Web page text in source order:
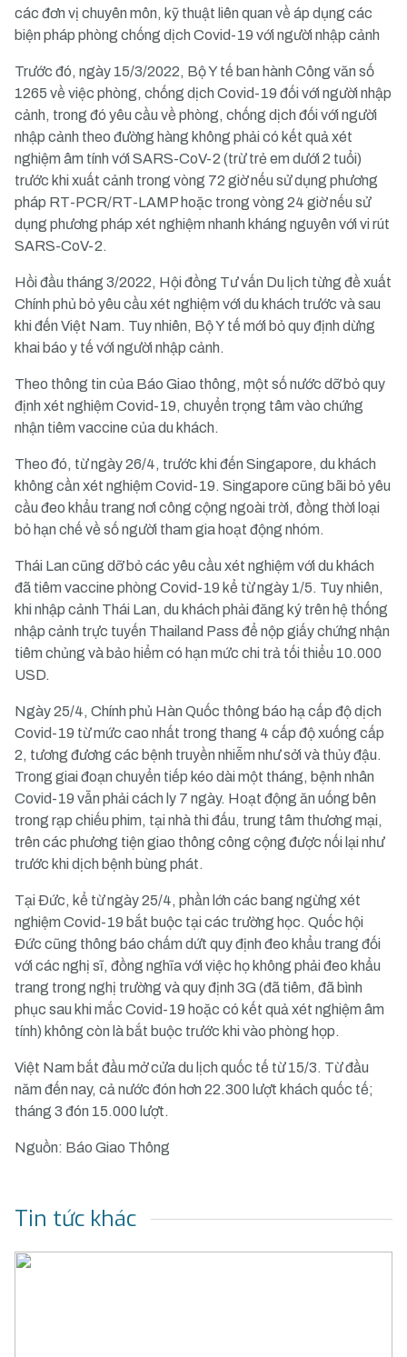
các đơn vị chuyên môn, kỹ thuật liên quan về áp dụng các
biện pháp phòng chống dịch Covid-19 với người nhập cảnh
Trước đó, ngày 15/3/2022, Bộ Y tế ban hành Công văn số
1265 về việc phòng, chống dịch Covid-19 đối với người nhập
cảnh, trong đó yêu cầu về phòng, chống dịch đối với người
nhập cảnh theo đường hàng không phải có kết quả xét
nghiệm âm tính với SARS-CoV-2 (trừ trẻ em dưới 2 tuổi)
trước khi xuất cảnh trong vòng 72 giờ nếu sử dụng phương
pháp RT-PCR/RT-LAMP hoặc trong vòng 24 giờ nếu sử
dụng phương pháp xét nghiệm nhanh kháng nguyên với vi rút
SARS-CoV-2.
Hồi đầu tháng 3/2022, Hội đồng Tư vấn Du lịch từng đề xuất
Chính phủ bỏ yêu cầu xét nghiệm với du khách trước và sau
khi đến Việt Nam. Tuy nhiên, Bộ Y tế mới bỏ quy định dừng
khai báo y tế với người nhập cảnh.
Theo thông tin của Báo Giao thông, một số nước dỡ bỏ quy
định xét nghiệm Covid-19, chuyển trọng tâm vào chứng
nhận tiêm vaccine của du khách.
Theo đó, từ ngày 26/4, trước khi đến Singapore, du khách
không cần xét nghiệm Covid-19. Singapore cũng bãi bỏ yêu
cầu đeo khẩu trang nơi công cộng ngoài trời, đồng thời loại
bỏ hạn chế về số người tham gia hoạt động nhóm.
Thái Lan cũng dỡ bỏ các yêu cầu xét nghiệm với du khách
đã tiêm vaccine phòng Covid-19 kể từ ngày 1/5. Tuy nhiên,
khi nhập cảnh Thái Lan, du khách phải đăng ký trên hệ thống
nhập cảnh trực tuyến Thailand Pass để nộp giấy chứng nhận
tiêm chủng và bảo hiểm có hạn mức chi trả tối thiểu 10.000
USD.
Ngày 25/4, Chính phủ Hàn Quốc thông báo hạ cấp độ dịch
Covid-19 từ mức cao nhất trong thang 4 cấp độ xuống cấp
2, tương đương các bệnh truyền nhiễm như sởi và thủy đậu.
Trong giai đoạn chuyển tiếp kéo dài một tháng, bệnh nhân
Covid-19 vẫn phải cách ly 7 ngày. Hoạt động ăn uống bên
trong rạp chiếu phim, tại nhà thi đấu, trung tâm thương mại,
trên các phương tiện giao thông công cộng được nối lại như
trước khi dịch bệnh bùng phát.
Tại Ðức, kể từ ngày 25/4, phần lớn các bang ngừng xét
nghiệm Covid-19 bắt buộc tại các trường học. Quốc hội
Ðức cũng thông báo chấm dứt quy định đeo khẩu trang đối
với các nghị sĩ, đồng nghĩa với việc họ không phải đeo khẩu
trang trong nghị trường và quy định 3G (đã tiêm, đã bình
phục sau khi mắc Covid-19 hoặc có kết quả xét nghiệm âm
tính) không còn là bắt buộc trước khi vào phòng họp.
Việt Nam bắt đầu mở cửa du lịch quốc tế từ 15/3. Từ đầu
năm đến nay, cả nước đón hơn 22.300 lượt khách quốc tế;
tháng 3 đón 15.000 lượt.
Nguồn: Báo Giao Thông
Tin tức khác